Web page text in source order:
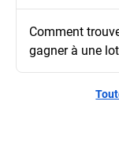
Comment
gagner à une